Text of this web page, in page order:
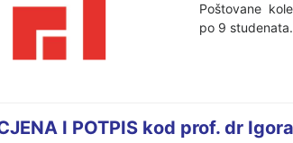
Poštovane
po 9
I POTPIS kod prof. dr